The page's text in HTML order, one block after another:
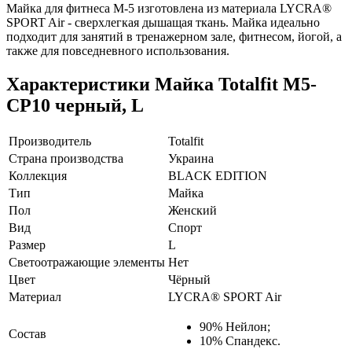
Майка для фитнеса M-5 изготовлена из материала LYCRA®
SPORT Air - сверхлегкая дышащая ткань. Майка идеально
подходит для занятий в тренажерном зале, фитнесом, йогой, а
также для повседневного использования.
Характеристики Майка Totalfit M5-
CP10 черный, L
Производитель
Totalfit
Страна производства
Украина
Коллекция
BLACK EDITION
Тип
Майка
Пол
Женский
Вид
Спорт
Размер
L
Светоотражающие элементы Нет
Цвет
Чёрный
Материал
LYCRA® SPORT Air
Состав
90% Нейлон;
10% Спандекс.